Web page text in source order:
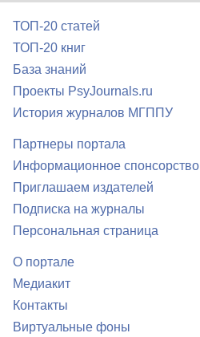
ТОП-20 статей
ТОП-20 книг
База знаний
Проекты PsyJournals.ru
История журналов МГППУ
Партнеры портала
Информационное спонсорство
Приглашаем издателей
Подписка на журналы
Персональная страница
О портале
Медиакит
Контакты
Виртуальные фоны